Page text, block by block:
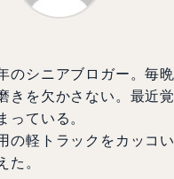
のシニアブロガー。毎
きを欠かさない。最近
っている。
の軽トラックをカッコ
た。